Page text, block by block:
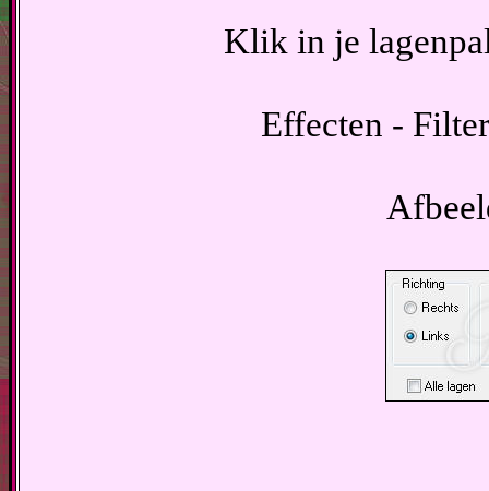
Klik in je
Effecten -